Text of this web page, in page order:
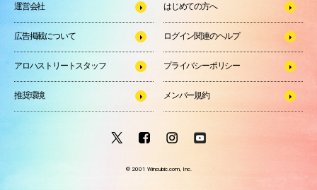
運営会社 はじめての方へ
広告掲載について ログイン関連のヘルプ
アロハストリートスタッフ プライバシーポリシー
推奨環境 メンバー規約
© 2001 Wincubic.com, Inc.